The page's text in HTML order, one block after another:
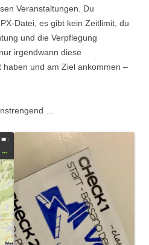
Veranstaltungen. Du
Datei, es gibt kein Zeitlimit, du
und die Verpflegung
irgendwann diese
und am Ziel ankommen –
…